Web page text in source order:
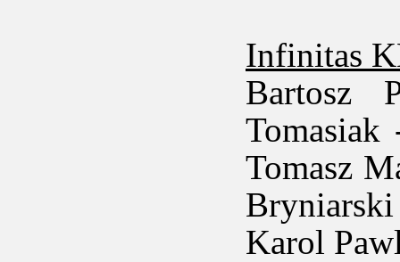
Infinitas
Bartosz
Tomasz
Karol